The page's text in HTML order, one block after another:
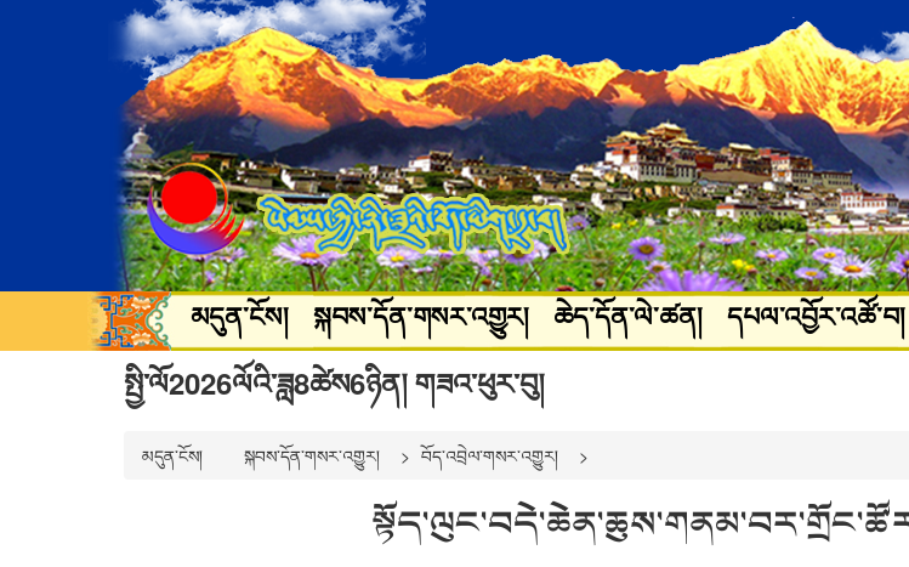
མདུན་ངོས། སྐབས་དོན་གསར་འགྱུར། ཆེད་དོན་ལེ་ཚན། དཔལ་འབྱོར་འཚོ་བ།
སྐྱེ་ཁམས་ཡུལ་སྐོར།
སྒྲ་བརྙན་དགའ་ཚལ།
སྤྱི་ལོ2026ལོའི་ཟླ8ཚེས6ཉིན། གཟའ་ཕུར་བུ།
མདུན་ངོས། སྐབས་དོན་གསར་འགྱུར། བོད་འབྲེལ་གསར་འགྱུར།